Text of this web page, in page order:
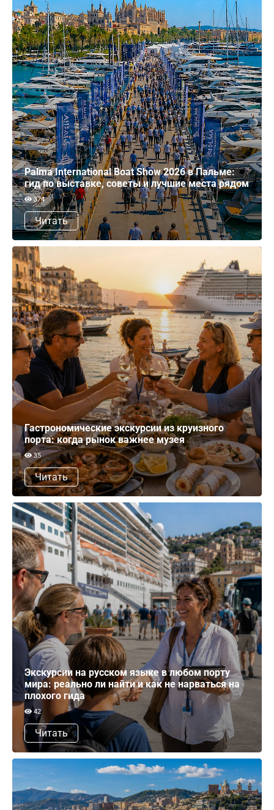
Palma International Boat Show 2026 в Пальме:
гид по выставке, советы и лучшие места рядом
374
Читать
Гастрономические экскурсии из круизного
порта: когда рынок важнее музея
35
Читать
Экскурсии на русском языке в любом порту
мира: реально ли найти и как не нарваться на
плохого гида
42
Читать